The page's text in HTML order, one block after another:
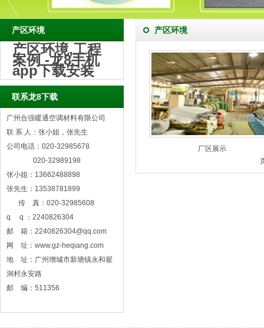
产区环境
产区环境,工程
案例 -龙8手机
app下载安装
联系龙8下载
广州合强暖通空调材料有限公司
联 系 人：张小姐，张先生
公司电话：020-32985678
020-32989198
张小姐：13662488898
张先生：13538781899
传 真：020-32985608
q q ：2240826304
邮 箱： 2240826304@qq.com
网 址：www.gz-heqiang.com
地 址：广州增城市新塘镇永和翟
洞村永安路
邮 编：511356
产区环境
厂区展示